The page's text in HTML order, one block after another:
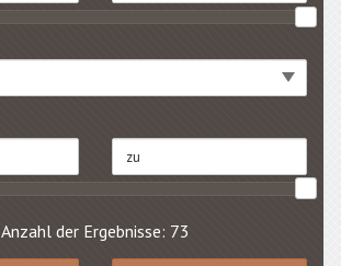
Anzahl der Ergebnisse: 73